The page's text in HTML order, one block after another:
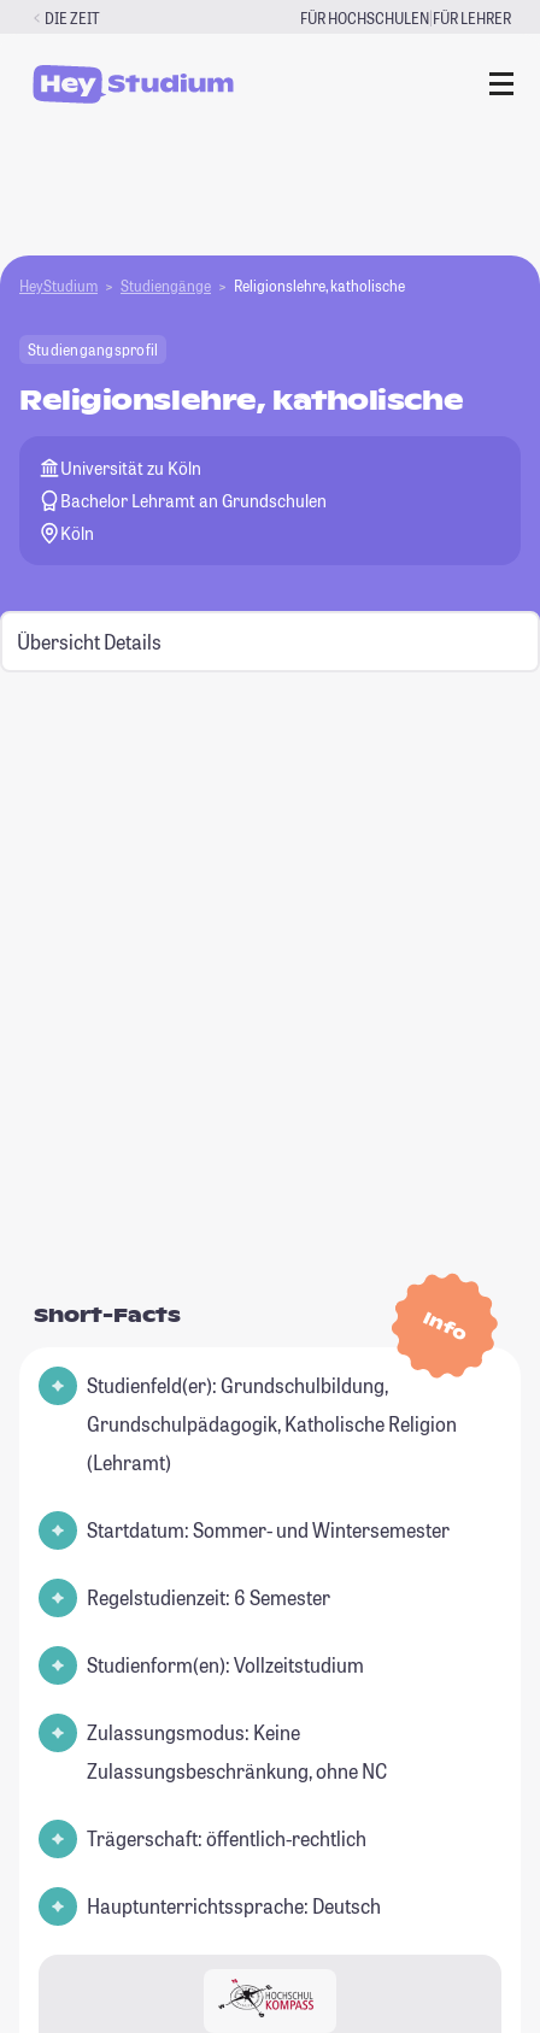
Zum
springen
DIE ZEIT FÜR HOCHSCHULEN|FÜR LEHRER
HeyStudium Studiengänge Religionslehre, katholische
Studiengangsprofil
Religionslehre, katholische
Universität zu Köln
Bachelor Lehramt an Grundschulen
Köln
Übersicht Details
Info
Short-Facts
Studienfeld(er): Grundschulbildung,
Grundschulpädagogik, Katholische Religion
(Lehramt)
Startdatum: Sommer- und Wintersemester
Regelstudienzeit: 6 Semester
Studienform(en): Vollzeitstudium
Zulassungsmodus: Keine
Zulassungsbeschränkung, ohne NC
Trägerschaft: öffentlich-rechtlich
Hauptunterrichtssprache: Deutsch